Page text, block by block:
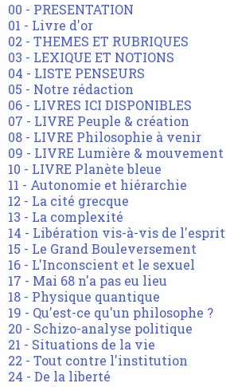
00 - PRESENTATION
01 - Livre d'or
02 - THEMES ET RUBRIQUES
03 - LEXIQUE ET NOTIONS
04 - LISTE PENSEURS
05 - Notre rédaction
06 - LIVRES ICI DISPONIBLES
07 - LIVRE Peuple & création
08 - LIVRE Philosophie à venir
09 - LIVRE Lumière & mouvement
10 - LIVRE Planète bleue
11 - Autonomie et hiérarchie
12 - La cité grecque
13 - La complexité
14 - Libération vis-à-vis de l'esprit
15 - Le Grand Bouleversement
16 - L'Inconscient et le sexuel
17 - Mai 68 n'a pas eu lieu
18 - Physique quantique
19 - Qu'est-ce qu'un philosophe ?
20 - Schizo-analyse politique
21 - Situations de la vie
22 - Tout contre l'institution
24 - De la liberté